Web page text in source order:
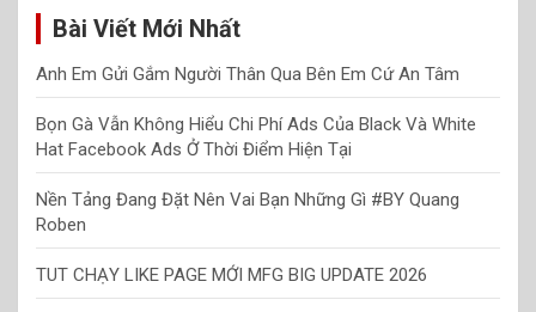
Bài Viết Mới Nhất
Anh Em Gửi Gắm Người Thân Qua Bên Em Cứ An Tâm
Bọn Gà Vẫn Không Hiểu Chi Phí Ads Của Black Và White
Hat Facebook Ads Ở Thời Điểm Hiện Tại
Nền Tảng Đang Đặt Nên Vai Bạn Những Gì #BY Quang
Roben
TUT CHẠY LIKE PAGE MỚI MFG BIG UPDATE 2026